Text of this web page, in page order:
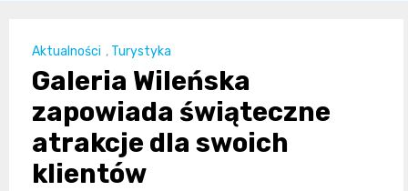
Aktualności , Turystyka
Galeria Wileńska
zapowiada świąteczne
atrakcje dla swoich
klientów